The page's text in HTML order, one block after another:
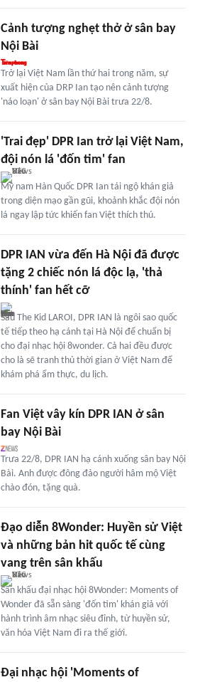
Cảnh tượng nghẹt thở ở sân bay
Nội Bài
Trở lại Việt Nam lần thứ hai trong năm, sự
xuất hiện của DRP Ian tạo nên cảnh tượng
'náo loạn' ở sân bay Nội Bài trưa 22/8.
'Trai đẹp' DPR Ian trở lại Việt Nam,
đội nón lá 'đốn tim' fan
Mỹ nam Hàn Quốc DPR Ian tái ngộ khán giả
trong diện mạo gần gũi, khoảnh khắc đội nón
lá ngay lập tức khiến fan Việt thích thú.
DPR IAN vừa đến Hà Nội đã được
tặng 2 chiếc nón lá độc lạ, 'thả
thính' fan hết cỡ
Sau The Kid LAROI, DPR IAN là ngôi sao quốc
tế tiếp theo hạ cánh tại Hà Nội để chuẩn bị
cho đại nhạc hội 8wonder. Cả hai đều được
cho là sẽ tranh thủ thời gian ở Việt Nam để
khám phá ẩm thực, du lịch.
Fan Việt vây kín DPR IAN ở sân
bay Nội Bài
Trưa 22/8, DPR IAN hạ cánh xuống sân bay Nội
Bài. Anh được đông đảo người hâm mộ Việt
chào đón, tặng quà.
Đạo diễn 8Wonder: Huyền sử Việt
và những bản hit quốc tế cùng
vang trên sân khấu
Sân khấu đại nhạc hội 8Wonder: Moments of
Wonder đã sẵn sàng 'đốn tim' khán giả với
hành trình âm nhạc siêu đỉnh, từ huyền sử,
văn hóa Việt Nam đi ra thế giới.
Đại nhạc hội 'Moments of